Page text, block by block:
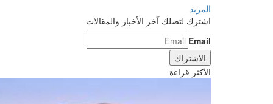
المزيد
اشترك لتصلك آخر الأخبار والمقالات
Email
الأكثر قراءة